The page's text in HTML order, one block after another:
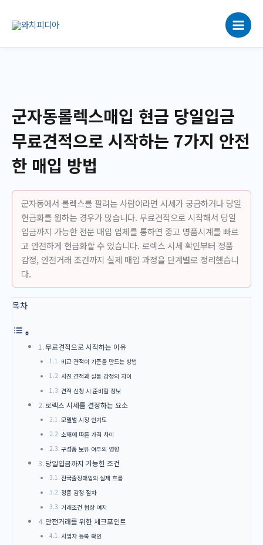
로
군자동롤렉스매입 현금 당일입금
무료견적으로 시작하는 7가지 안전
한 매입 방법
군자동에서 롤렉스를 팔려는 사람이라면 시세가 궁금하거나 당일
현금화를 원하는 경우가 많습니다. 무료견적으로 시작해서 당일
입금까지 가능한 전문 매입 업체를 통하면 중고 명품시계를 빠르
고 안전하게 현금화할 수 있습니다. 로렉스 시세 확인부터 정품
감정, 안전거래 조건까지 실제 매입 과정을 단계별로 정리했습니
다.
목차
무료견적으로 시작하는 이유
비교 견적이 기준을 만드는 방법
사진 견적과 실물 감정의 차이
견적 신청 시 준비할 정보
로렉스 시세를 결정하는 요소
모델별 시장 인기도
소재에 따른 가격 차이
구성품 보유 여부의 영향
당일입금까지 가능한 조건
전국출장매입의 실제 흐름
정품 감정 절차
거래조건 협상 여지
안전거래를 위한 체크포인트
사업자 등록 확인